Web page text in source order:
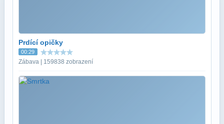
Prdící opičky
00:29
Zábava | 159838 zobrazení